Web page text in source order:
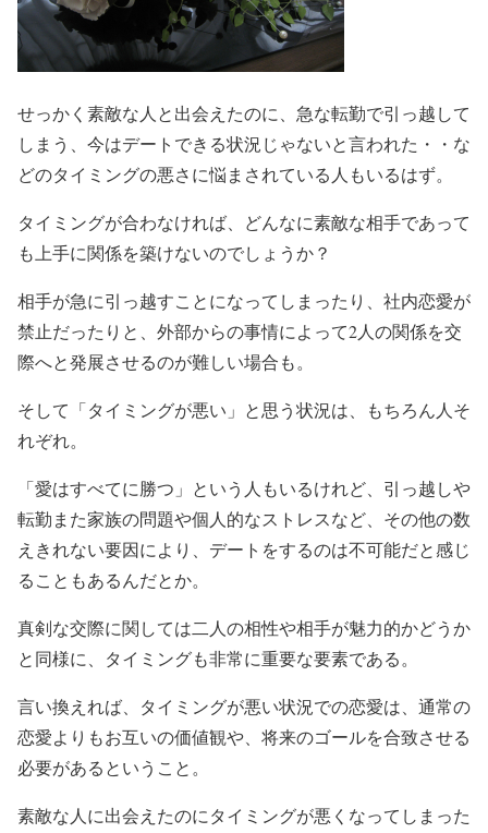
せっかく素敵な人と出会えたのに、急な転勤で引っ越して
しまう、今はデートできる状況じゃないと言われた・・な
どのタイミングの悪さに悩まされている人もいるはず。
タイミングが合わなければ、どんなに素敵な相手であって
も上手に関係を築けないのでしょうか？
相手が急に引っ越すことになってしまったり、社内恋愛が
禁止だったりと、外部からの事情によって2人の関係を交
際へと発展させるのが難しい場合も。
そして「タイミングが悪い」と思う状況は、もちろん人そ
れぞれ。
「愛はすべてに勝つ」という人もいるけれど、引っ越しや
転勤また家族の問題や個人的なストレスなど、その他の数
えきれない要因により、デートをするのは不可能だと感じ
ることもあるんだとか。
真剣な交際に関しては二人の相性や相手が魅力的かどうか
と同様に、タイミングも非常に重要な要素である。
言い換えれば、タイミングが悪い状況での恋愛は、通常の
恋愛よりもお互いの価値観や、将来のゴールを合致させる
必要があるということ。
素敵な人に出会えたのにタイミングが悪くなってしまった